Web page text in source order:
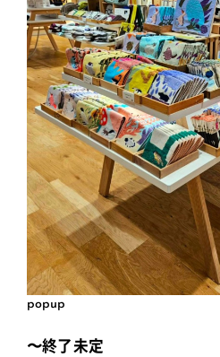
popup
〜終了未定